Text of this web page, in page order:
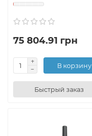
75 804.91 грн
В корзину
Быстрый заказ